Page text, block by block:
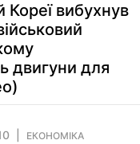
Кореї вибухнув
двигуни для
ЕКОНОМІКА